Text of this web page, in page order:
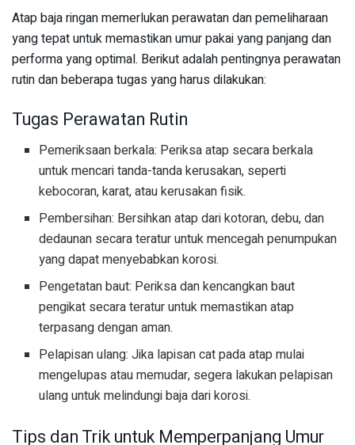
Atap baja ringan memerlukan perawatan dan pemeliharaan
yang tepat untuk memastikan umur pakai yang panjang dan
performa yang optimal. Berikut adalah pentingnya perawatan
rutin dan beberapa tugas yang harus dilakukan:
Tugas Perawatan Rutin
Pemeriksaan berkala: Periksa atap secara berkala
untuk mencari tanda-tanda kerusakan, seperti
kebocoran, karat, atau kerusakan fisik.
Pembersihan: Bersihkan atap dari kotoran, debu, dan
dedaunan secara teratur untuk mencegah penumpukan
yang dapat menyebabkan korosi.
Pengetatan baut: Periksa dan kencangkan baut
pengikat secara teratur untuk memastikan atap
terpasang dengan aman.
Pelapisan ulang: Jika lapisan cat pada atap mulai
mengelupas atau memudar, segera lakukan pelapisan
ulang untuk melindungi baja dari korosi.
Tips dan Trik untuk Memperpanjang Umur